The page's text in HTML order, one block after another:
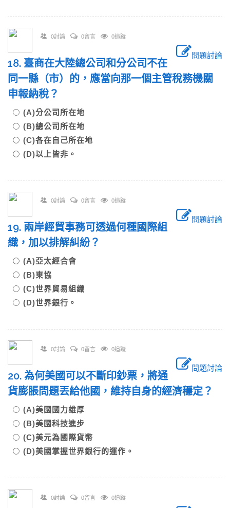
0討論 0留言 0追蹤
問題討論
18. 臺商在大陸總公司和分公司不在
同一縣（市）的，應當向那一個主管稅務機關
申報納稅？
(A)分公司所在地
(B)總公司所在地
(C)各在自己所在地
(D)以上皆非。
0討論 0留言 0追蹤
問題討論
19. 兩岸經貿事務可透過何種國際組
織，加以排解糾紛？
(A)亞太經合會
(B)東協
(C)世界貿易組織
(D)世界銀行。
0討論 0留言 0追蹤
問題討論
20. 為何美國可以不斷印鈔票，將通
貨膨脹問題丟給他國，維持自身的經濟穩定？
(A)美國國力雄厚
(B)美國科技進步
(C)美元為國際貨幣
(D)美國掌握世界銀行的運作。
0討論 0留言 0追蹤